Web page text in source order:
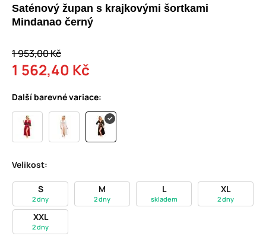
Saténový župan s krajkovými šortkami
Mindanao černý
1 953,00 Kč
1 562,40 Kč
Další barevné variace:
Velikost:
S
2 dny
M
2 dny
L
skladem
XL
2 dny
XXL
2 dny